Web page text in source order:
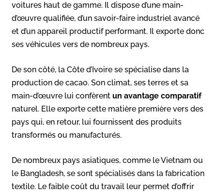
voitures haut de gamme. Il dispose d’une main-
d’œuvre qualifiée, d’un savoir-faire industriel avancé
et d’un appareil productif performant. Il exporte donc
ses véhicules vers de nombreux pays.
De son côté, la Côte d’Ivoire se spécialise dans la
production de cacao. Son climat, ses terres et sa
main-d’œuvre lui confèrent un avantage comparatif
naturel. Elle exporte cette matière première vers des
pays qui, en retour, lui fournissent des produits
transformés ou manufacturés.
De nombreux pays asiatiques, comme le Vietnam ou
le Bangladesh, se sont spécialisés dans la fabrication
textile. Le faible coût du travail leur permet d’offrir